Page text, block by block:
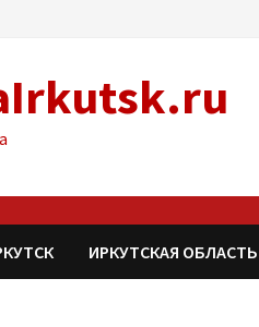
ИРКУТСКАЯ ОБЛАСТЬ